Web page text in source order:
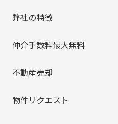
弊社の特徴
仲介手数料最大無料
不動産売却
物件リクエスト